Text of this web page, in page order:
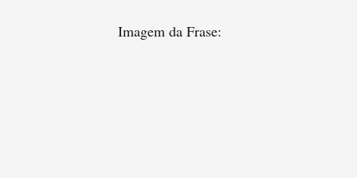
Imagem da Frase: